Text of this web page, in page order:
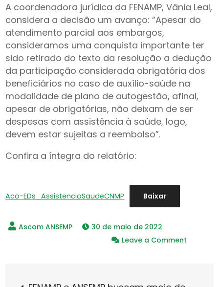
A coordenadora jurídica da FENAMP, Vânia Leal,
considera a decisão um avanço: “Apesar do
atendimento parcial aos embargos,
consideramos uma conquista importante ter
sido retirado do texto da resolução a dedução
da participação considerada obrigatória dos
beneficiários no caso de auxílio-saúde na
modalidade de plano de autogestão, afinal,
apesar de obrigatórias, não deixam de ser
despesas com assistência à saúde, logo,
devem estar sujeitas a reembolso”.
Confira a íntegra do relatório:
Aco-EDs_AssistenciaSaudeCNMP Baixar
30 de maio de 2022
Leave a Comment